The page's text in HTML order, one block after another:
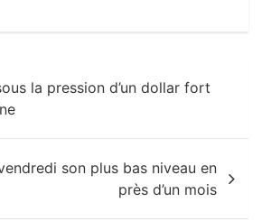
la pression d’un dollar fort
son plus bas niveau en
près d’un mois